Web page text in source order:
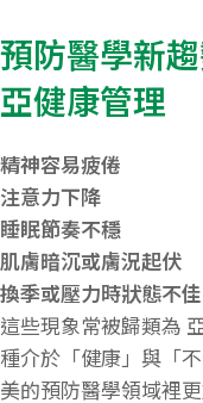
預防醫學新
亞健康管理
精神容易疲倦
注意力下降
睡眠節奏不穩
肌膚暗沉或膚況起伏
換季或壓力時狀態不佳
這些現象常被歸類為
種介於「健康」與「
美的預防醫學領域裡